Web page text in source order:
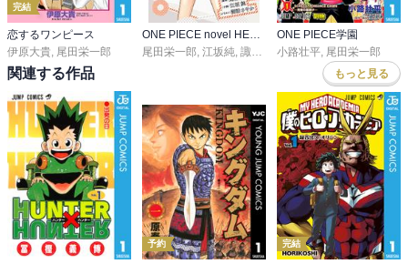
完結
恋するワンピース
伊原大貴 尾田栄一郎
尾田栄一郎 江坂純 諏訪さやか
ONE PIECE学園
小路壮平 尾田栄一郎
関連する作品 もっと見る
予約 完結